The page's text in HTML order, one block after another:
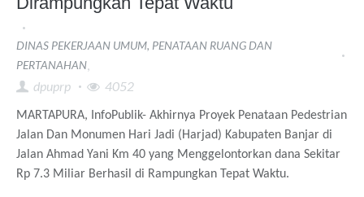
DINAS PEKERJAAN UMUM, PENATAAN RUANG DAN
PERTANAHAN
dpuprp
4052
MARTAPURA, InfoPublik- Akhirnya Proyek Penataan Pedestrian
Jalan Dan Monumen Hari Jadi (Harjad) Kabupaten Banjar di
Jalan Ahmad Yani Km 40 yang Menggelontorkan dana Sekitar
Rp 7.3 Miliar Berhasil di Rampungkan Tepat Waktu.